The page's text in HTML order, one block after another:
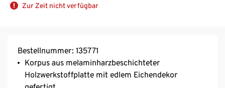
Zur Zeit nicht verfügbar
Bestellnummer: 135771
Korpus aus melaminharzbeschichteter
Holzwerkstoffplatte mit edlem Eichendekor